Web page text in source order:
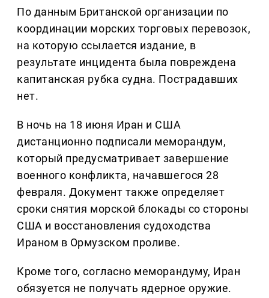
По данным Британской организации по
координации морских торговых перевозок,
на которую ссылается издание, в
результате инцидента была повреждена
капитанская рубка судна. Пострадавших
нет.
В ночь на 18 июня Иран и США
дистанционно подписали меморандум,
который предусматривает завершение
военного конфликта, начавшегося 28
февраля. Документ также определяет
сроки снятия морской блокады со стороны
США и восстановления судоходства
Ираном в Ормузском проливе.
Кроме того, согласно меморандуму, Иран
обязуется не получать ядерное оружие.